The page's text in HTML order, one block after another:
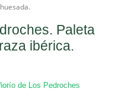
Paleta
ibérica.
de Los Pedroches